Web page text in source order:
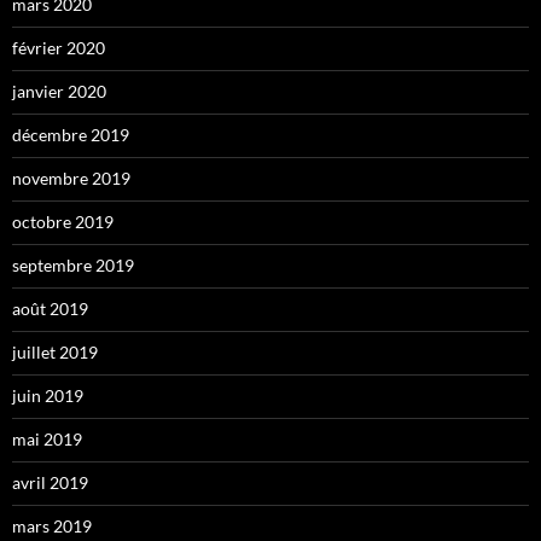
mars 2020
février 2020
janvier 2020
décembre 2019
novembre 2019
octobre 2019
septembre 2019
août 2019
juillet 2019
juin 2019
mai 2019
avril 2019
mars 2019